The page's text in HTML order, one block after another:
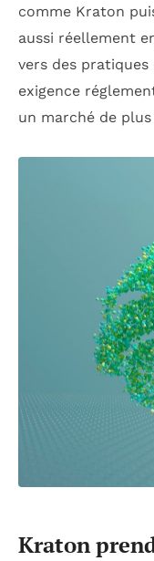
comme Kraton
aussi réellement
vers des
exigence
un marché de
Kraton